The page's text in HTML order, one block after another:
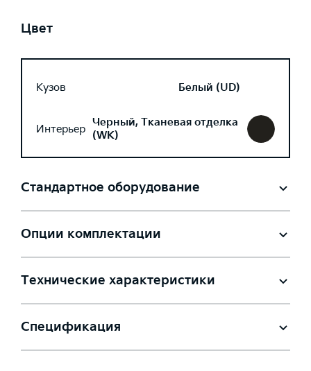
Цвет
Кузов Белый (UD)
Интерьер Черный, Тканевая отделка
(WK)
Стандартное оборудование
Опции комплектации
Технические характеристики
Спецификация